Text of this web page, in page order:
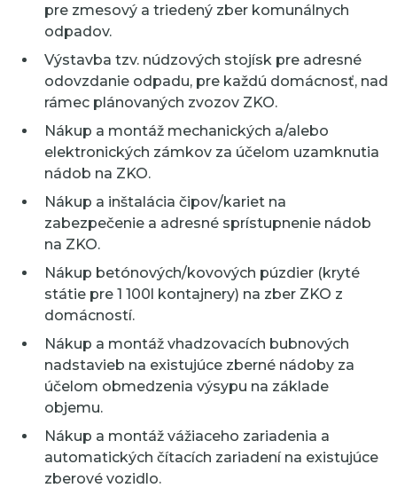
pre zmesový a triedený zber komunálnych
odpadov.
Výstavba tzv. núdzových stojísk pre adresné
odovzdanie odpadu, pre každú domácnosť, nad
rámec plánovaných zvozov ZKO.
Nákup a montáž mechanických a/alebo
elektronických zámkov za účelom uzamknutia
nádob na ZKO.
Nákup a inštalácia čipov/kariet na
zabezpečenie a adresné sprístupnenie nádob
na ZKO.
Nákup betónových/kovových púzdier (kryté
státie pre 1 100l kontajnery) na zber ZKO z
domácností.
Nákup a montáž vhadzovacích bubnových
nadstavieb na existujúce zberné nádoby za
účelom obmedzenia výsypu na základe
objemu.
Nákup a montáž vážiaceho zariadenia a
automatických čítacích zariadení na existujúce
zberové vozidlo.